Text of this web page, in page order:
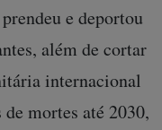
e deportou
além de cortar
internacional
mortes até 2030,